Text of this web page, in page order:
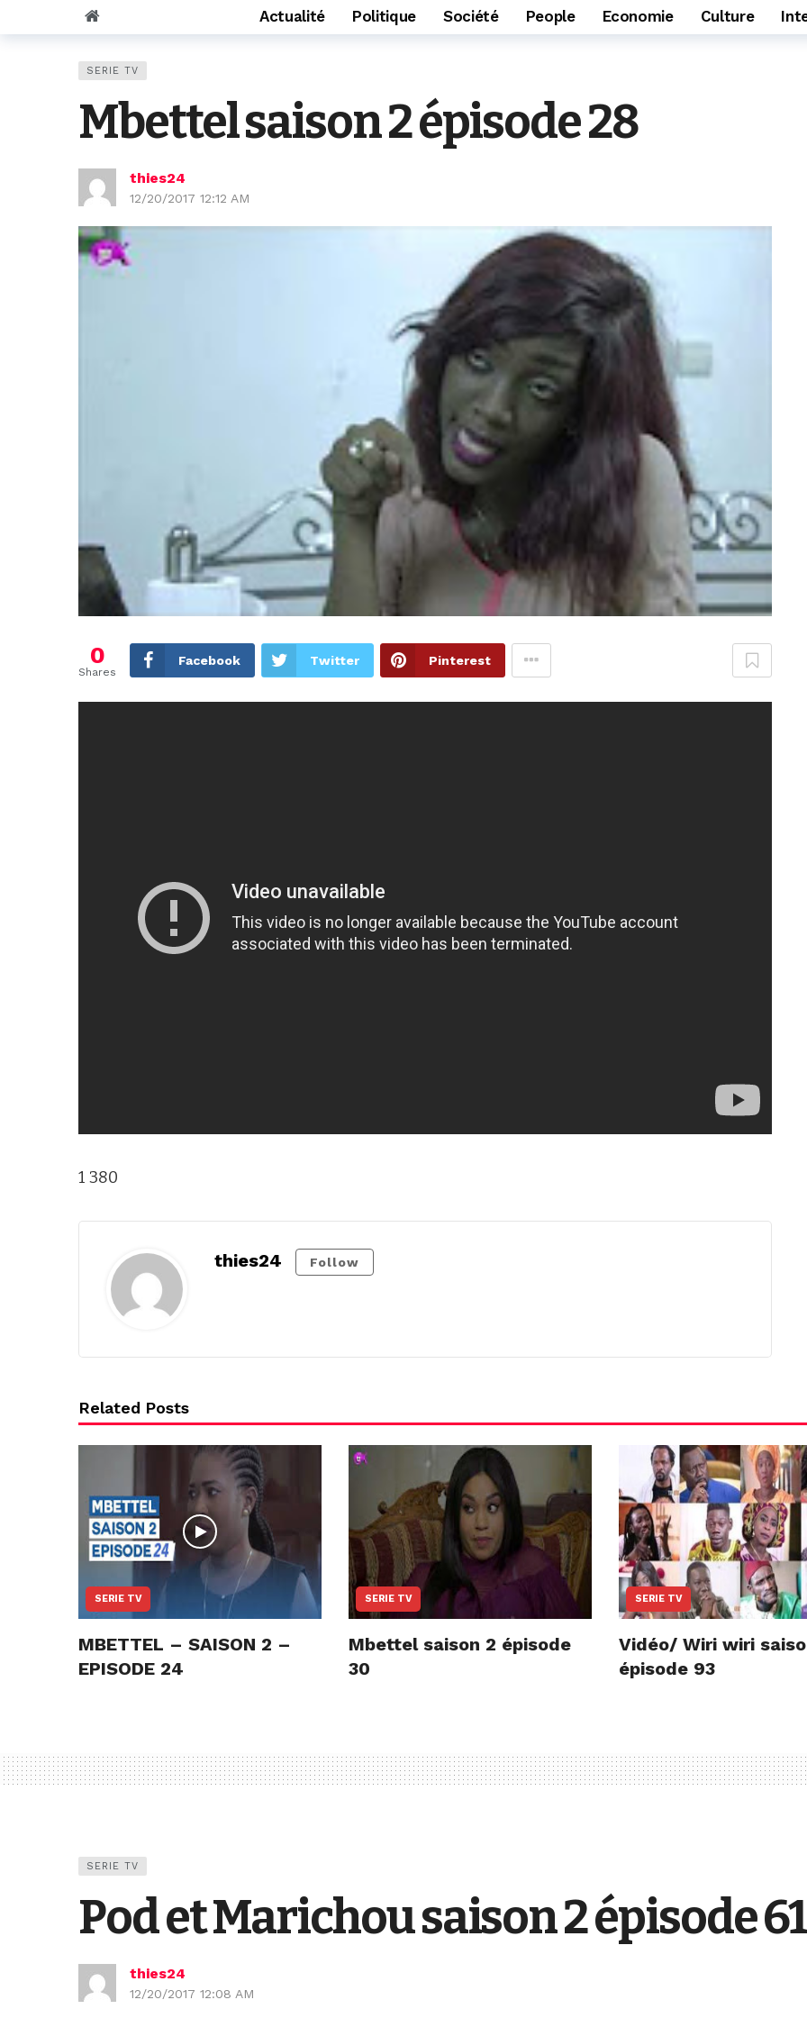
Actualité Politique Société People Economie Culture
SERIE TV
Mbettel saison 2 épisode 28
thies24
12/20/2017 12:12 AM
0
Shares
Facebook Twitter Pinterest
1 380
thies24 Follow
Related Posts
SERIE TV
MBETTEL – SAISON 2 –
EPISODE 24
SERIE TV
Mbettel saison 2 épisode
30
SERIE TV
Vidéo/ Wiri wiri
épisode 93
SERIE TV
Pod et Marichou saison 2 épisode 61
thies24
12/20/2017 12:08 AM